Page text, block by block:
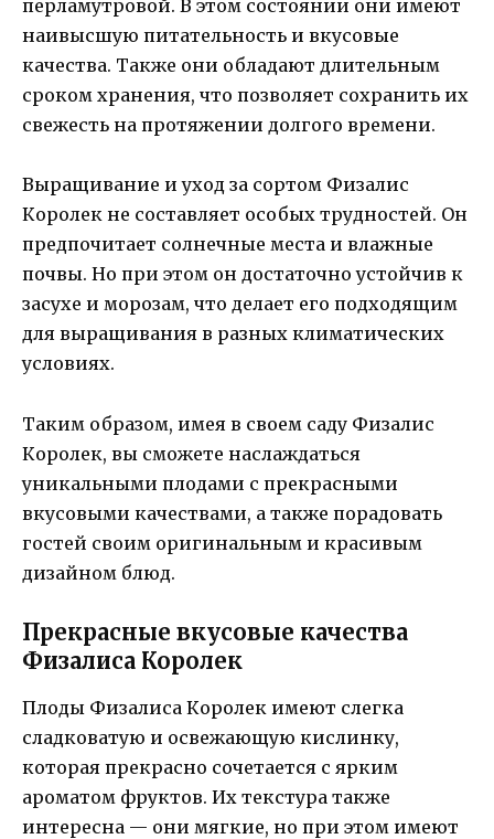
перламутровой. В этом состоянии они имеют
наивысшую питательность и вкусовые
качества. Также они обладают длительным
сроком хранения, что позволяет сохранить их
свежесть на протяжении долгого времени.
Выращивание и уход за сортом Физалис
Королек не составляет особых трудностей. Он
предпочитает солнечные места и влажные
почвы. Но при этом он достаточно устойчив к
засухе и морозам, что делает его подходящим
для выращивания в разных климатических
условиях.
Таким образом, имея в своем саду Физалис
Королек, вы сможете наслаждаться
уникальными плодами с прекрасными
вкусовыми качествами, а также порадовать
гостей своим оригинальным и красивым
дизайном блюд.
Прекрасные вкусовые качества
Физалиса Королек
Плоды Физалиса Королек имеют слегка
сладковатую и освежающую кислинку,
которая прекрасно сочетается с ярким
ароматом фруктов. Их текстура также
интересна — они мягкие, но при этом имеют